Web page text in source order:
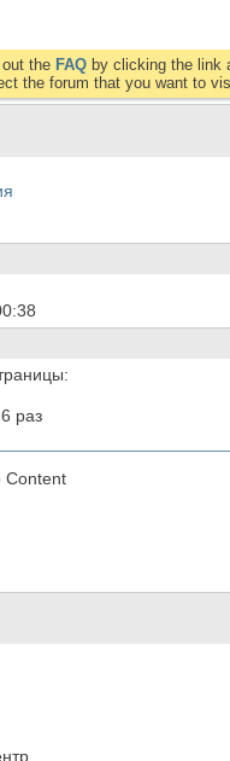
the FAQ by clicking the link
the forum that you want to
раз
Content